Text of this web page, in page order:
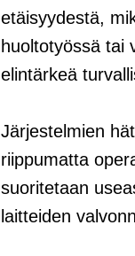
etäisyydestä,
huoltotyössä tai
elintärkeä
Järjestelmien
riippumatta
suoritetaan
laitteiden